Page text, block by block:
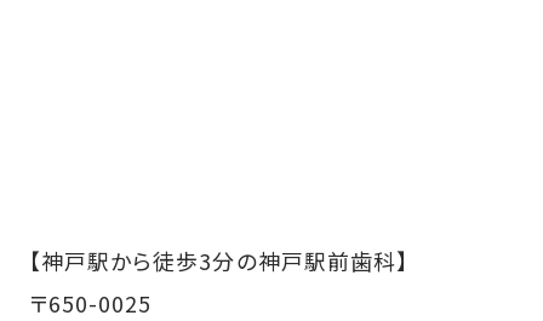
【神戸駅から徒歩3分の神戸駅前歯科】
〒650-0025